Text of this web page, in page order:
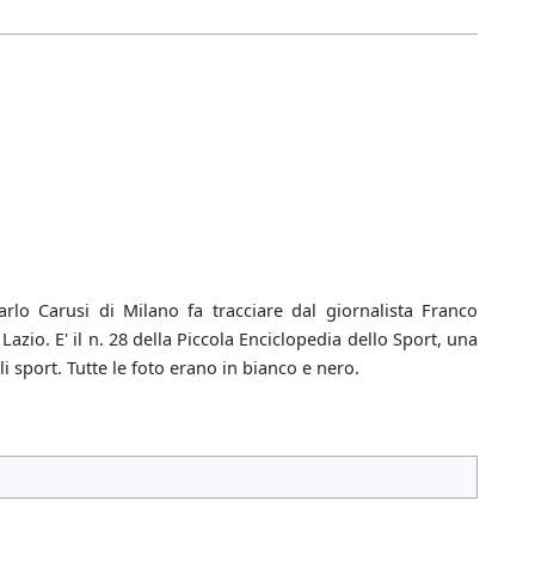
Carusi di Milano fa tracciare dal giornalista Franco
E' il n. 28 della Piccola Enciclopedia dello Sport, una
sport. Tutte le foto erano in bianco e nero.